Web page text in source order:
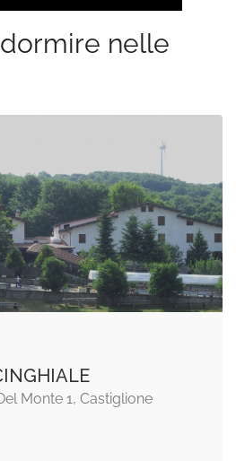
nelle
Monte 1, Castiglione